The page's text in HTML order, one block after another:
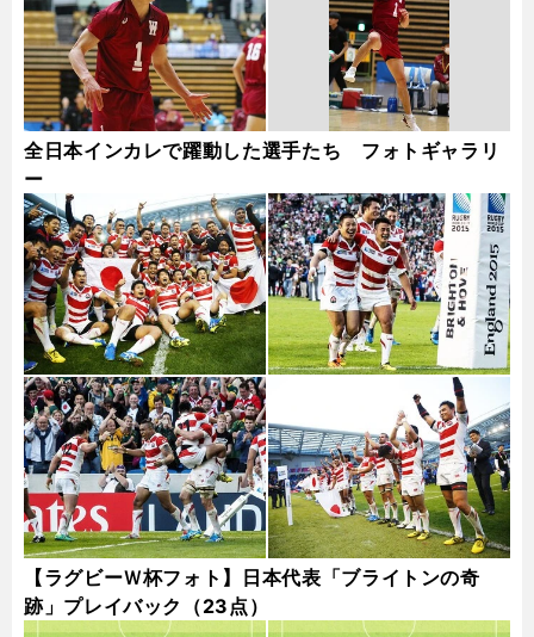
全日本インカレで躍動した選手たち フォトギャラリ
ー
【ラグビーＷ杯フォト】日本代表「ブライトンの奇
跡」プレイバック（23点）